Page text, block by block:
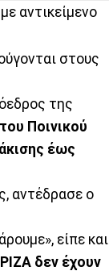
αντικείμενο
στους
της
Ποινικού
έως
αντέδρασε ο
είπε και
δεν έχουν